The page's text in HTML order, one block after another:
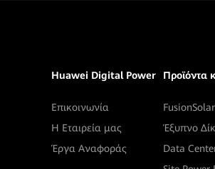
Huawei Digital Power
Επικοινωνία
Η Εταιρεία μας
Έργα Αναφοράς
Προϊόντα
FusionSolar
Έξυπνο
Data